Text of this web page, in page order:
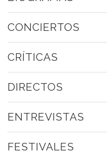
CONCIERTOS
CRÍTICAS
DIRECTOS
ENTREVISTAS
FESTIVALES